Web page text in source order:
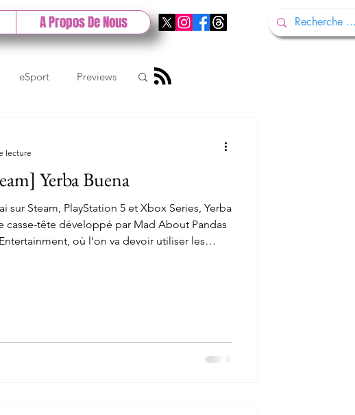
A Propos De Nous
eSport Previews
Test Stadia
Yerba Buena
sur Steam, PlayStation 5 et Xbox Series, Yerba
casse-tête développé par Mad About Pandas
où l'on va devoir utiliser les
lecture